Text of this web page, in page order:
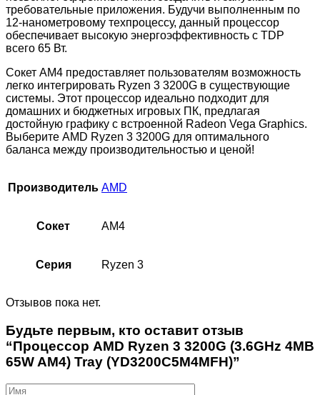
требовательные приложения. Будучи выполненным по
12-нанометровому техпроцессу, данный процессор
обеспечивает высокую энергоэффективность с TDP
всего 65 Вт.
Сокет AM4 предоставляет пользователям возможность
легко интегрировать Ryzen 3 3200G в существующие
системы. Этот процессор идеально подходит для
домашних и бюджетных игровых ПК, предлагая
достойную графику с встроенной Radeon Vega Graphics.
Выберите AMD Ryzen 3 3200G для оптимального
баланса между производительностью и ценой!
Производитель AMD
Сокет AM4
Серия Ryzen 3
Отзывов пока нет.
Будьте первым, кто оставит отзыв
“Процессор AMD Ryzen 3 3200G (3.6GHz 4MB
65W AM4) Tray (YD3200C5M4MFH)”